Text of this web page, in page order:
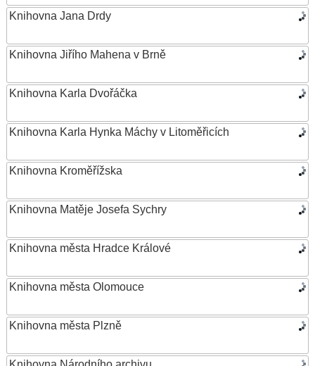
Knihovna Jana Drdy
Knihovna Jiřího Mahena v Brně
Knihovna Karla Dvořáčka
Knihovna Karla Hynka Máchy v Litoměřicích
Knihovna Kroměřížska
Knihovna Matěje Josefa Sychry
Knihovna města Hradce Králové
Knihovna města Olomouce
Knihovna města Plzně